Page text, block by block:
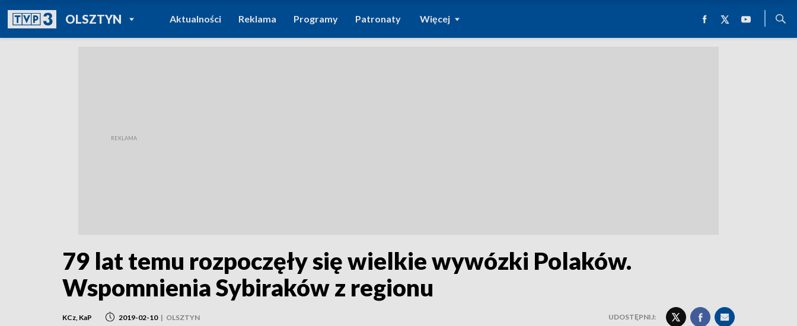
OLSZTYNPOWRÓT DO
TVP REGIONY
Aktualności Reklama Programy Patronaty Więcej
79 lat temu rozpoczęły się wielkie wywózki Polaków.
Wspomnienia Sybiraków z regionu
KCz, KaP 2019-02-10 | OLSZTYN UDOSTĘPNIJ: